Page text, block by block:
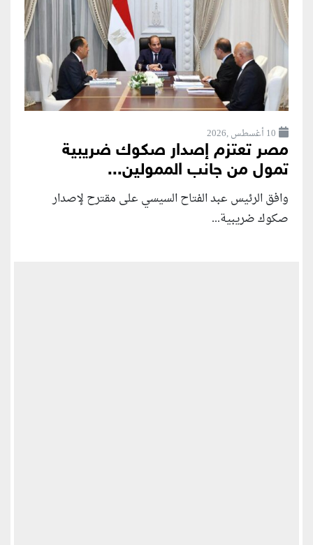
10 أغسطس ,2026
مصر تعتزم إصدار صكوك ضريبية
تمول من جانب الممولين...
وافق الرئيس عبد الفتاح السيسي على مقترح لإصدار
صكوك ضريبية...